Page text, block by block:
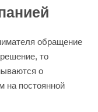
обращение
то
о
на постоянной